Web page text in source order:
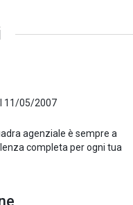
11/05/2007
agenziale è sempre a
completa per ogni tua